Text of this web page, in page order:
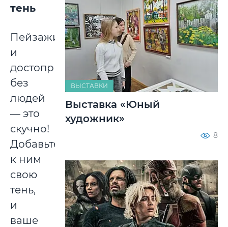
тень
Пейзажи
и
достопримечательности
без
людей
— это
скучно!
Добавьте
к ним
свою
тень,
и
ваше
ВЫСТАВКИ
Выставка «Юный
художник»
8